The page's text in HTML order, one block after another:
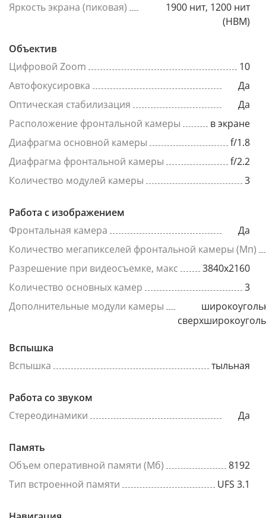
Яркость экрана (пиковая)
1900 нит, 1200 нит
(HBM)
Объектив
Цифровой Zoom
10
Автофокусировка
Да
Оптическая стабилизация
Да
Расположение фронтальной камеры
в экране
Диафрагма основной камеры
f/1.8
Диафрагма фронтальной камеры
f/2.2
Количество модулей камеры
3
Работа с изображением
Фронтальная камера
Да
Количество мегапикселей фронтальной камеры (Мп)
Разрешение при видеосъемке, макс
3840x2160
Количество основных камер
3
Дополнительные модули камеры
Вспышка
Вспышка
тыльная
Работа со звуком
Стереодинамики
Да
Память
Объем оперативной памяти (Мб)
8192
Тип встроенной памяти
UFS 3.1